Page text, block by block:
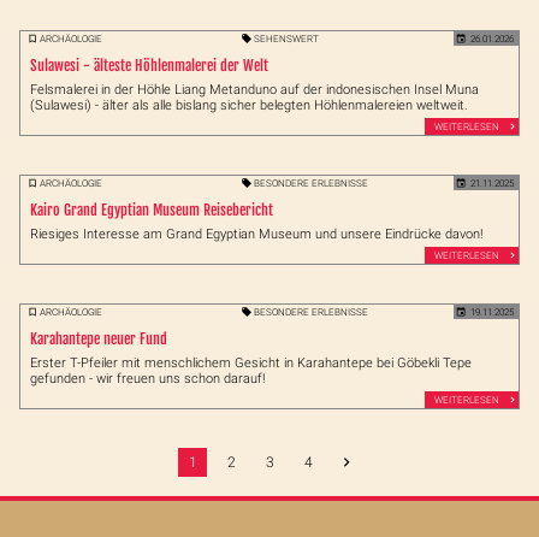
ARCHÄOLOGIE SEHENSWERT 26.01.2026
Sulawesi - älteste Höhlenmalerei der Welt
Felsmalerei in der Höhle Liang Metanduno auf der indonesischen Insel Muna
(Sulawesi) - älter als alle bislang sicher belegten Höhlenmalereien weltweit.
WEITERLESEN
ARCHÄOLOGIE BESONDERE ERLEBNISSE 21.11.2025
Kairo Grand Egyptian Museum Reisebericht
Riesiges Interesse am Grand Egyptian Museum und unsere Eindrücke davon!
WEITERLESEN
ARCHÄOLOGIE BESONDERE ERLEBNISSE 19.11.2025
Karahantepe neuer Fund
Erster T-Pfeiler mit menschlichem Gesicht in Karahantepe bei Göbekli Tepe
gefunden - wir freuen uns schon darauf!
WEITERLESEN
1 2 3 4